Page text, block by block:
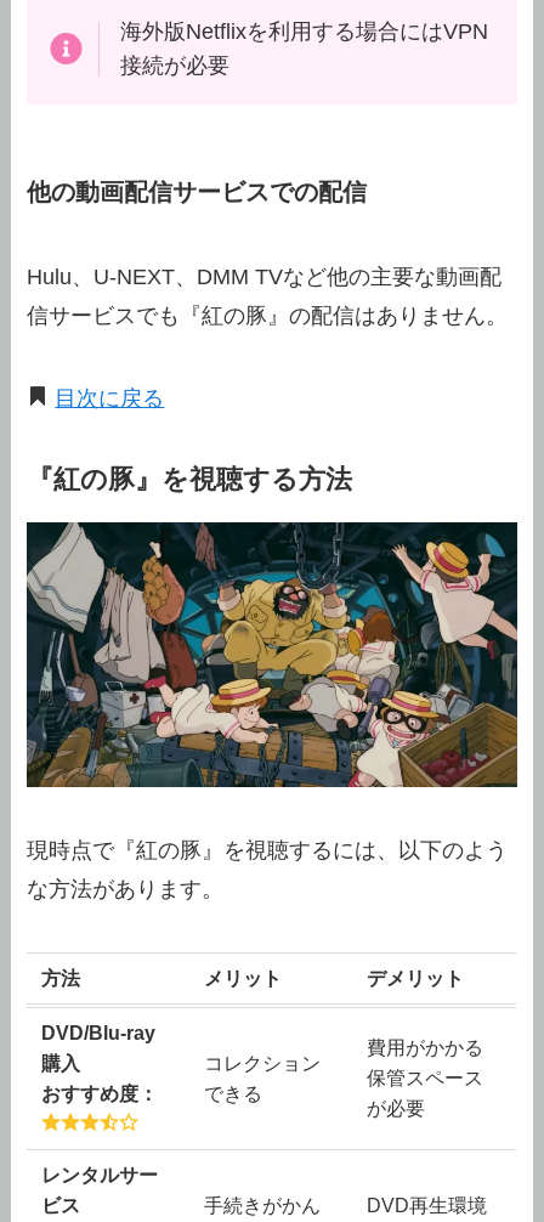
海外版Netflixを利用する場合にはVPN
接続が必要
他の動画配信サービスでの配信
Hulu、U-NEXT、DMM TVなど他の主要な動画配
信サービスでも『紅の豚』の配信はありません。
目次に戻る
『紅の豚』を視聴する方法
現時点で『紅の豚』を視聴するには、以下のよう
な方法があります。
方法 メリット デメリット
DVD/Blu-ray
購入
おすすめ度：
コレクション
できる
費用がかかる
保管スペース
が必要
レンタルサー
ビス
手続きがかん
DVD再生環境